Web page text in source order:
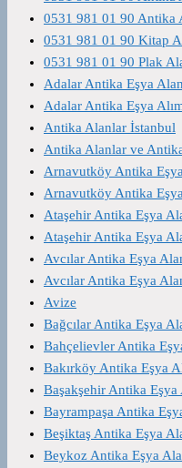
0531 981 01 90 Antika
0531 981 01 90 Kitap
0531 981 01 90 Plak
Adalar Antika Eşya
Adalar Antika Eşya
Antika Alanlar İstanbul
Antika Alanlar ve
Arnavutköy Antika
Arnavutköy Antika
Ataşehir Antika Eşya
Ataşehir Antika Eşya
Avcılar Antika Eşya
Avcılar Antika Eşya
Avize
Bağcılar Antika Eşya
Bahçelievler Antika
Bakırköy Antika Eşya
Başakşehir Antika Eşya
Bayrampaşa Antika
Beşiktaş Antika Eşya
Beykoz Antika Eşya